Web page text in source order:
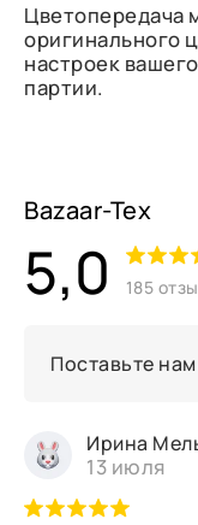
Цветопередача
оригинального
настроек
партии.
Bazaar-Tex
5,0 185
Поставьте
Ирина
13 июля